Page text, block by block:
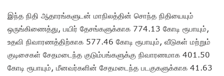
இந்த நிதி ஆதாரங்களுடன் மாநிலத்தின் சொந்த நிதியையும்
ஒருங்கிணைத்து, பயிர் தேசங்களுக்காக 774.13 கோடி ரூபாயும்,
உதவி நிவாரணத்திற்காக 577.46 கோடி ரூபாயும், வீடுகள் மற்றும்
குடிசைகள் சேதமடைந்த குடும்பங்களுக்கு நிவாரணமாக 401.50
கோடி ரூபாயும், மீனவர்களின் சேதமடைந்த படகுகளுக்காக 41.63